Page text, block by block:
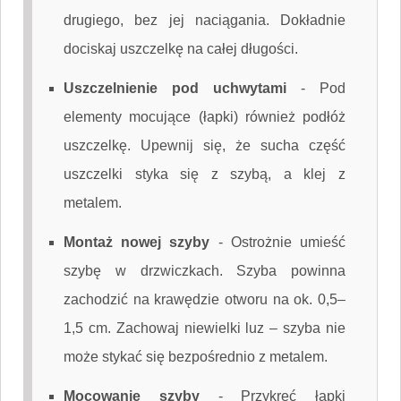
drugiego, bez jej naciągania. Dokładnie
dociskaj uszczelkę na całej długości.
Uszczelnienie pod uchwytami -
Pod
elementy mocujące (łapki) również podłóż
uszczelkę. Upewnij się, że sucha część
uszczelki styka się z szybą, a klej z
metalem.
Montaż nowej szyby - Ostrożnie umieść
szybę w drzwiczkach. Szyba powinna
zachodzić na krawędzie otworu na ok. 0,5–
1,5 cm. Zachowaj niewielki luz – szyba nie
może stykać się bezpośrednio z metalem.
Mocowanie szyby- Przykręć łapki